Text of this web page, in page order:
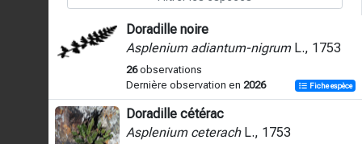
Doradille noire
Asplenium adiantum-nigrumL., 1753
26observations
Dernière observation en 2026 Fiche espèce
Doradille cétérac
Asplenium ceterachL., 1753